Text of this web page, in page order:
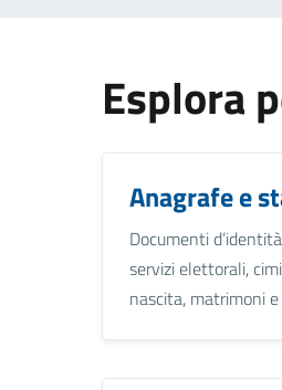
Esplora
Anagrafe e
Documenti
servizi elettorali,
nascita, matrimoni